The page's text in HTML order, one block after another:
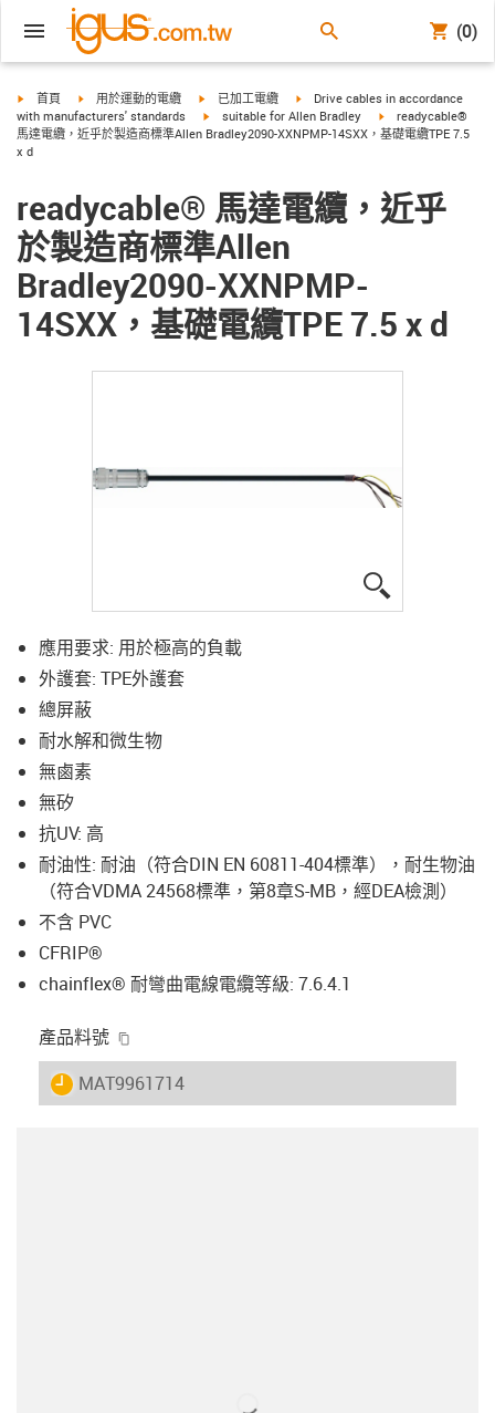
(0)
igus-icon-arrow-right
首頁 igus-icon-arrow-right
用於運動的電纜 igus-icon-arrow-right
已加工電纜 igus-icon-arrow-right
Drive cables in accordance
with manufacturers' standards
igus-icon-arrow-right
suitable for Allen Bradley igus-icon-arrow-
readycable®
馬達電纜，近乎於製造商標準Allen Bradley2090-XXNPMP-14SXX，基礎電纜TPE 7.5
x d
readycable® 馬達電纜，近乎
於製造商標準Allen
Bradley2090-XXNPMP-
14SXX，基礎電纜TPE 7.5 x d
應用要求: 用於極高的負載
外護套: TPE外護套
總屏蔽
耐水解和微生物
無鹵素
無矽
抗UV: 高
耐油性: 耐油（符合DIN EN 60811-404標準），耐生物油
（符合VDMA 24568標準，第8章S-MB，經DEA檢測）
不含 PVC
CFRIP®
chainflex® 耐彎曲電線電纜等級: 7.6.4.1
產品料號
igus-icon-lieferzeit
MAT9961714